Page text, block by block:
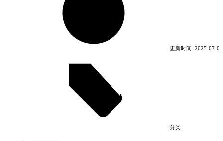
一次文物犯罪调查中，在一把古老宝剑里发现了能唤
醒死亡生物的物质。第三方军队组织（SAI）想得到
这一物质潜入了SRO的研究院，并改变传送器的坐标
来到了北极边缘，在北极边缘一角中发现了一片空中
大陆，那里有着大量的远古文明生物存活，超自然科
更新时间: 2025-07-08
分类: